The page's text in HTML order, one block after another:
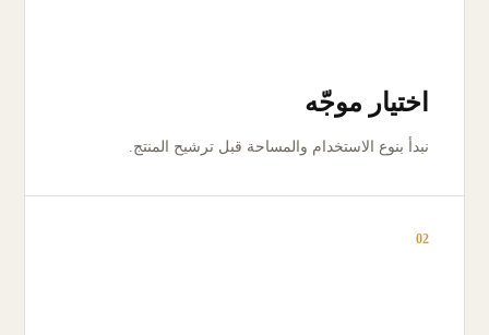
اختيار موجّه
نبدأ بنوع الاستخدام والمساحة قبل ترشيح المنتج.
02